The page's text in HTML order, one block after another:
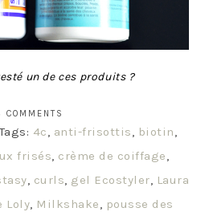
un de ces produits ?
COMMENTS
4c, anti-frisottis, biotin,
frisés, crème de coiffage,
, curls, gel Ecostyler, Laura
Loly, Milkshake, pousse des